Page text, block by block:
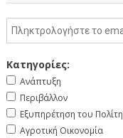
Κατηγορίες:
Ανάπτυξη
Περιβάλλον
Εξυπηρέτηση του Πολίτη
Αγροτική Οικονομία